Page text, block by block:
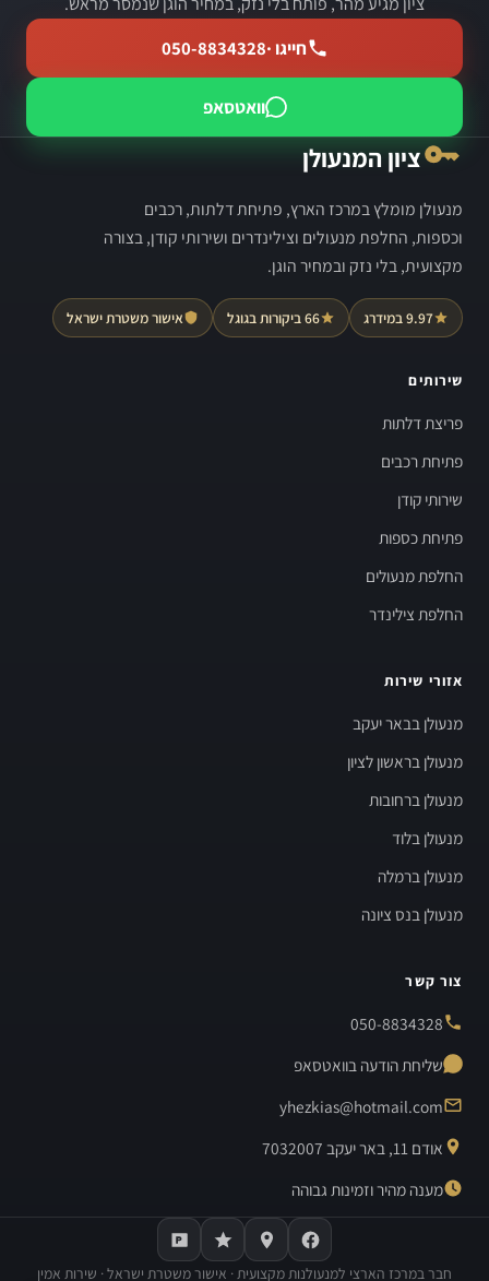
חייגו ·050-8834328
וואטסאפ
ציון המנעולן
מנעולן מומלץ במרכז הארץ, פתיחת דלתות, רכבים
וכספות, החלפת מנעולים וצילינדרים ושירותי קודן, בצורה
מקצועית, בלי נזק ובמחיר הוגן.
9.97 במידרג 66 ביקורות בגוגל אישור משטרת ישראל
שירותים
פריצת דלתות
פתיחת רכבים
שירותי קודן
פתיחת כספות
החלפת מנעולים
החלפת צילינדר
אזורי שירות
מנעולן בבאר יעקב
מנעולן בראשון לציון
מנעולן ברחובות
מנעולן בלוד
מנעולן ברמלה
מנעולן בנס ציונה
צור קשר
050-8834328
שליחת הודעה בוואטסאפ
yhezkias@hotmail.com
אודם 11, באר יעקב 7032007
מענה מהיר וזמינות גבוהה
חבר במרכז הארצי למנעולנות מקצועית · אישור משטרת ישראל · שירות אמין